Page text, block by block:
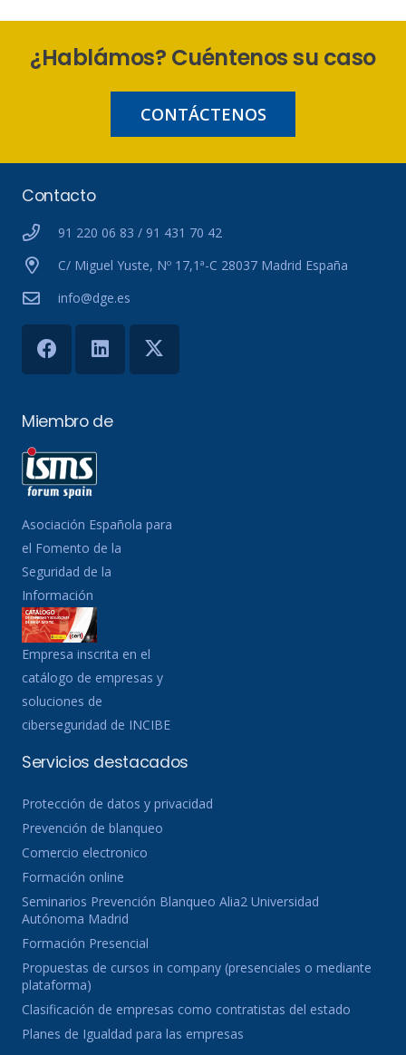
¿Hablámos? Cuéntenos su caso
CONTÁCTENOS
Contacto
91 220 06 83 / 91 431 70 42
C/ Miguel Yuste, Nº 17,1ª-C 28037 Madrid España
info@dge.es
Miembro de
Asociación Española para
el Fomento de la
Seguridad de la
Información
Empresa inscrita en el
catálogo de empresas y
soluciones de
ciberseguridad de INCIBE
Servicios destacados
Protección de datos y privacidad
Prevención de blanqueo
Comercio electronico
Formación online
Seminarios Prevención Blanqueo Alia2 Universidad
Autónoma Madrid
Formación Presencial
Propuestas de cursos in company (presenciales o mediante
plataforma)
Clasificación de empresas como contratistas del estado
Planes de Igualdad para las empresas